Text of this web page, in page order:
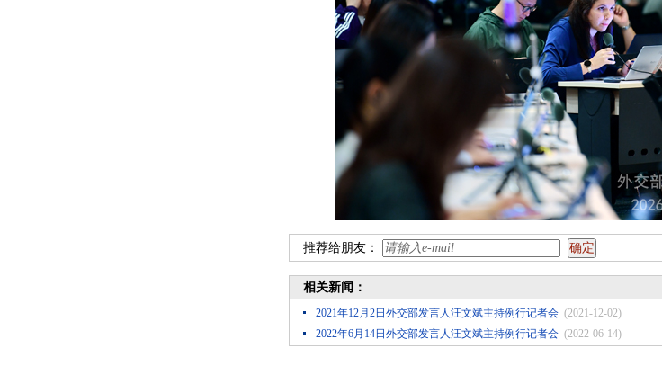
推荐给朋友：
相关新闻：
2021年12月2日外交部发言人汪文斌主持例行记者会 (2021-12-02)
2022年6月14日外交部发言人汪文斌主持例行记者会 (2022-06-14)